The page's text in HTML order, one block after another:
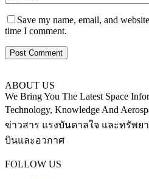
Save my name, email, and
time I comment.
ABOUT US
We Bring You The Latest Space
Technology, Knowledge And
ข่าวสาร แรงบันดาลใจ และทรัพย
บินและอวกาศ
FOLLOW US